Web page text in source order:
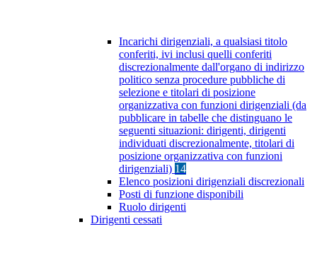
Incarichi dirigenziali, a qualsiasi titolo
conferiti, ivi inclusi quelli conferiti
discrezionalmente dall'organo di indirizzo
politico senza procedure pubbliche di
selezione e titolari di posizione
organizzativa con funzioni dirigenziali (da
pubblicare in tabelle che distinguano le
seguenti situazioni: dirigenti, dirigenti
individuati discrezionalmente, titolari di
posizione organizzativa con funzioni
dirigenziali) 14
Elenco posizioni dirigenziali discrezionali
Posti di funzione disponibili
Ruolo dirigenti
Dirigenti cessati